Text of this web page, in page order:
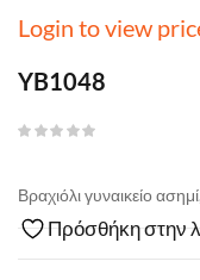
Login to view
YB1048
Βραχιόλι γυναικείο
Πρόσθήκη στην